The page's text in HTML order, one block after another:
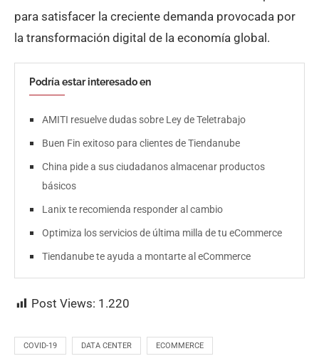
para satisfacer la creciente demanda provocada por
la transformación digital de la economía global.
Podría estar interesado en
AMITI resuelve dudas sobre Ley de Teletrabajo
Buen Fin exitoso para clientes de Tiendanube
China pide a sus ciudadanos almacenar productos
básicos
Lanix te recomienda responder al cambio
Optimiza los servicios de última milla de tu eCommerce
Tiendanube te ayuda a montarte al eCommerce
Post Views: 1.220
COVID-19 DATA CENTER ECOMMERCE